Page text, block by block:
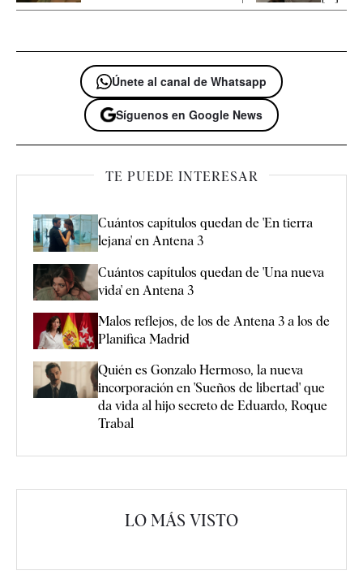
Únete al canal de Whatsapp
Síguenos en Google News
TE PUEDE INTERESAR
Cuántos capítulos quedan de 'En tierra
lejana' en Antena 3
Cuántos capítulos quedan de 'Una nueva
vida' en Antena 3
Malos reflejos, de los de Antena 3 a los de
Planifica Madrid
Quién es Gonzalo Hermoso, la nueva
incorporación en 'Sueños de libertad' que
da vida al hijo secreto de Eduardo, Roque
Trabal
LO MÁS VISTO